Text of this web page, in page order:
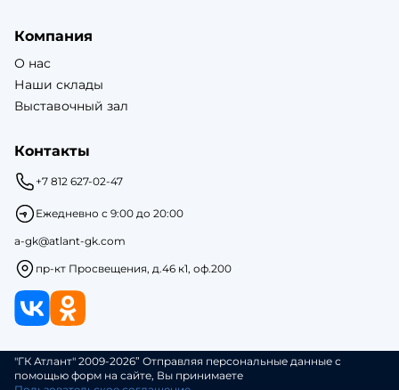
Компания
О нас
Наши склады
Выставочный зал
Контакты
+7 812 627-02-47
Ежедневно с 9:00 до 20:00
a-gk@atlant-gk.com
пр-кт Просвещения, д.46 к1, оф.200
"ГК Атлант" 2009-2026” Отправляя персональные данные с
помощью форм на сайте, Вы принимаете